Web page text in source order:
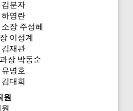
김분자
영란
장 주성혜
이성계
재관
장 박동순
명호
대희
원